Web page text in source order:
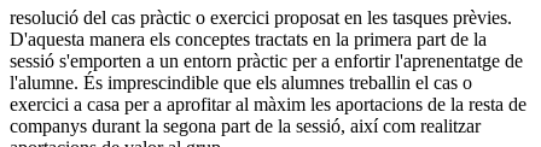
resolució del cas pràctic o exercici proposat en les tasques prèvies.
D'aquesta manera els conceptes tractats en la primera part de la
sessió s'emporten a un entorn pràctic per a enfortir l'aprenentatge de
l'alumne. És imprescindible que els alumnes treballin el cas o
exercici a casa per a aprofitar al màxim les aportacions de la resta de
companys durant la segona part de la sessió, així com realitzar